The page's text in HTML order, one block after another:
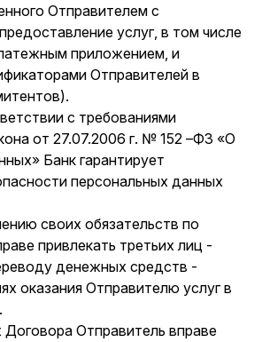
Отправителем с
услуг, в том числе
приложением, и
Отправителей в
с требованиями
от 27.07.2006 г. № 152 –ФЗ «О
Банк гарантирует
персональных данных
своих обязательств по
привлекать третьих лиц -
денежных средств -
оказания Отправителю услуг в
Договора Отправитель вправе